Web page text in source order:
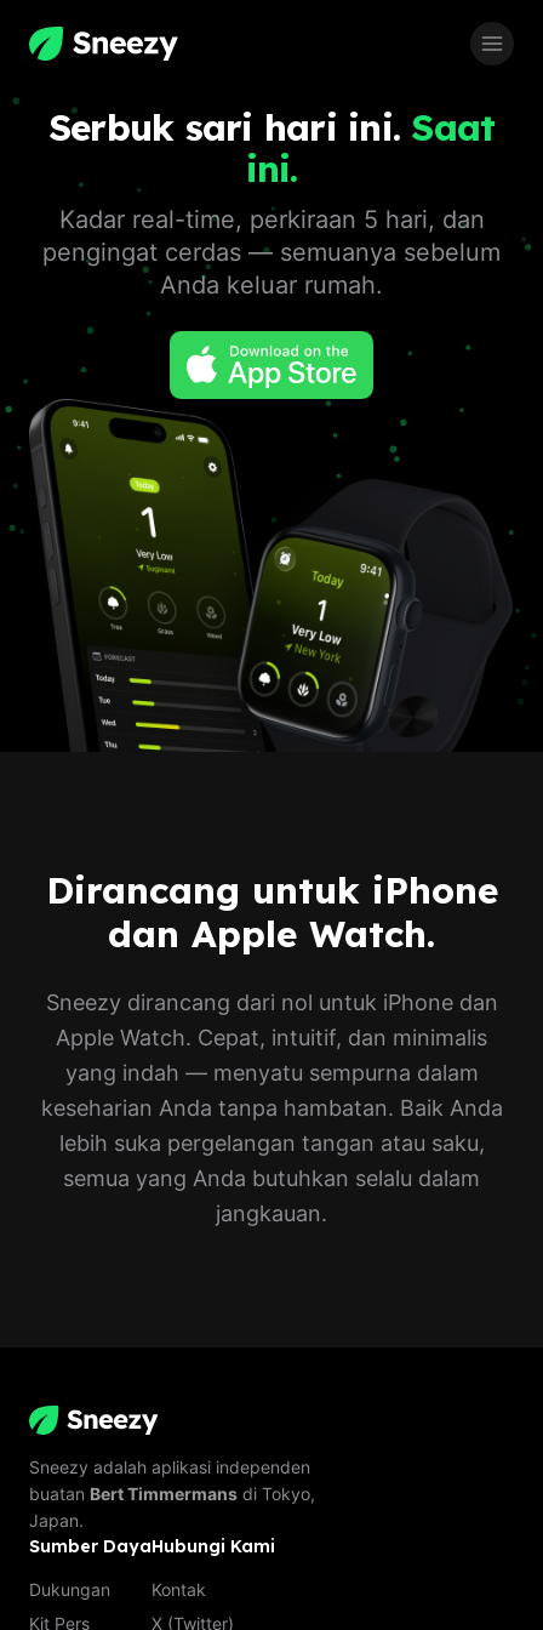
Serbuk sari hari ini. Saat
ini.
Kadar real-time, perkiraan 5 hari, dan
pengingat cerdas — semuanya sebelum
Anda keluar rumah.
Dirancang untuk iPhone
dan Apple Watch.
Sneezy dirancang dari nol untuk iPhone dan
Apple Watch. Cepat, intuitif, dan minimalis
yang indah — menyatu sempurna dalam
keseharian Anda tanpa hambatan. Baik Anda
lebih suka pergelangan tangan atau saku,
semua yang Anda butuhkan selalu dalam
jangkauan.
Sneezy adalah aplikasi independen
buatan Bert Timmermans di Tokyo,
Japan.
Sumber Daya
Dukungan
Kit Pers
Hubungi Kami
Kontak
X (Twitter)